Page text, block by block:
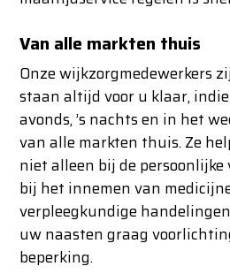
Van alle markten thuis
Onze wijkzorgmedewerkers
staan altijd voor u klaar,
avonds, ’s nachts en in het
van alle markten thuis. Ze
niet alleen bij de persoonlijke
bij het innemen van
verpleegkundige
uw naasten graag
beperking.